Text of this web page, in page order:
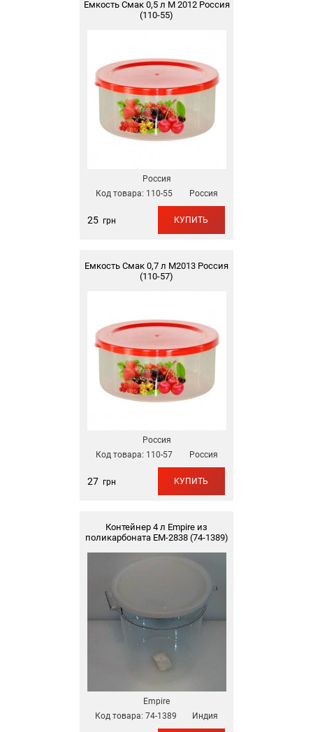
Емкость Смак 0,5 л М 2012 Россия
(110-55)
Россия
Код товара: 110-55 Россия
25грн КУПИТЬ
Емкость Смак 0,7 л М2013 Россия
(110-57)
Россия
Код товара: 110-57 Россия
27грн КУПИТЬ
Контейнер 4 л Empire из
поликарбоната EM-2838 (74-1389)
Empire
Код товара: 74-1389 Индия